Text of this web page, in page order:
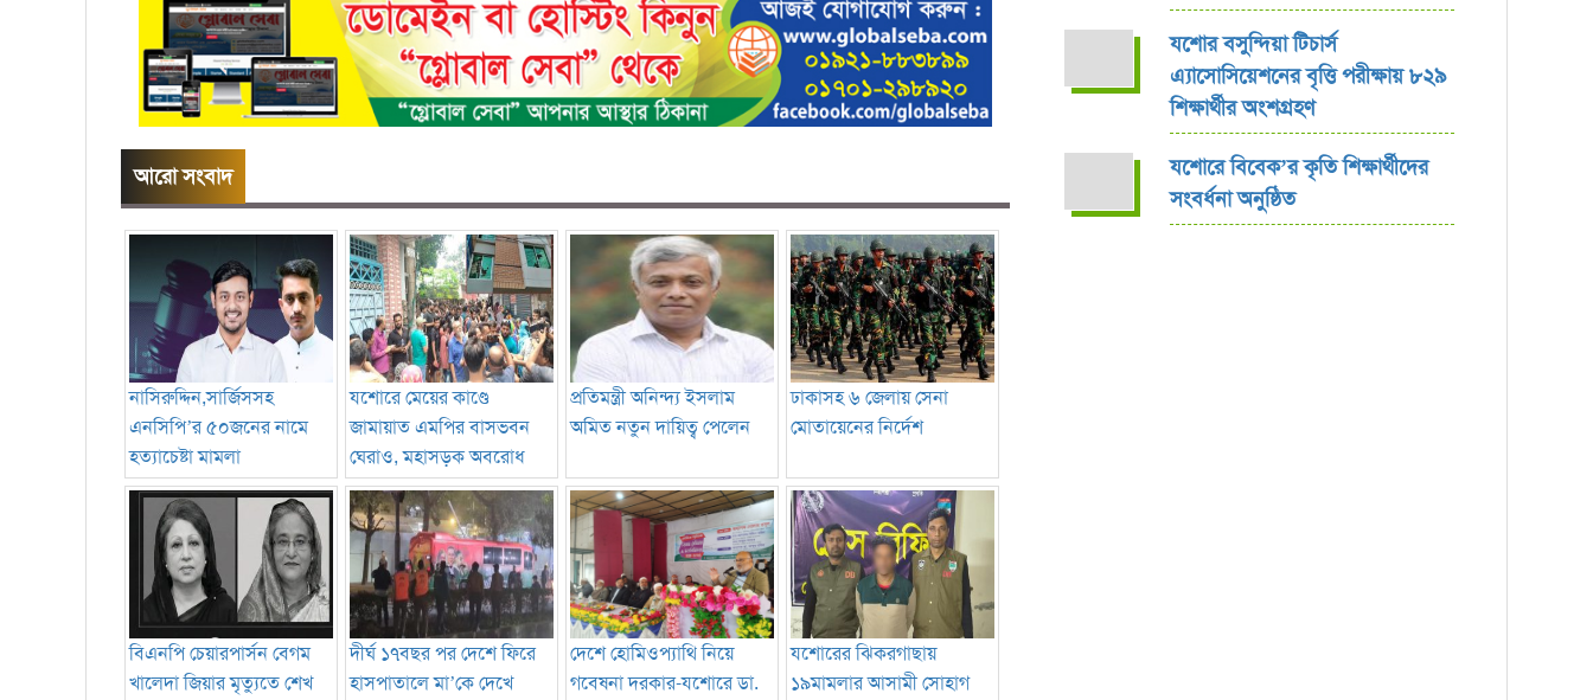
আরো সংবাদ
নাসিরুদ্দিন,সার্জিসসহ
এনসিপি’র ৫০জনের নামে
হত্যাচেষ্টা মামলা
যশোরে মেয়ের কাণ্ডে
জামায়াত এমপির বাসভবন
ঘেরাও, মহাসড়ক অবরোধ
প্রতিমন্ত্রী অনিন্দ্য ইসলাম
অমিত নতুন দায়িত্ব পেলেন
ঢাকাসহ ৬ জেলায় সেনা
মোতায়েনের নির্দেশ
বিএনপি চেয়ারপার্সন বেগম
খালেদা জিয়ার মৃত্যুতে শেখ
দীর্ঘ ১৭বছর পর দেশে ফিরে
হাসপাতালে মা’কে দেখে
দেশে হোমিওপ্যাথি নিয়ে
গবেষনা দরকার-যশোরে ডা.
যশোরের ঝিকরগাছায়
১৯মামলার আসামী সোহাগ
যশোর বসুন্দিয়া টিচার্স
এ্যাসোসিয়েশনের বৃত্তি পরীক্ষায় ৮২৯
শিক্ষার্থীর অংশগ্রহণ
যশোরে বিবেক’র কৃতি শিক্ষার্থীদের
সংবর্ধনা অনুষ্ঠিত